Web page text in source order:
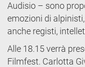
Audisio – sono
emozioni di
anche registi,
Alle 18.15 verrà
Filmfest. Carlotta